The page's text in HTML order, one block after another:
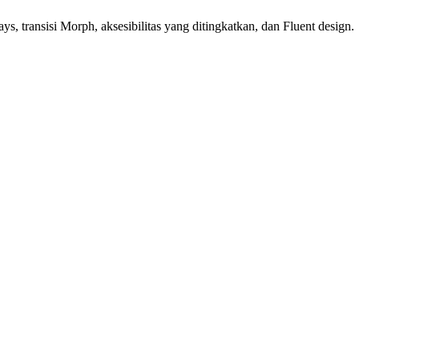
transisi Morph, aksesibilitas yang ditingkatkan, dan Fluent design.